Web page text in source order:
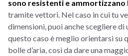
sono resistenti e ammortizzano
tramite vettori. Nel caso in cui tu
dimensioni, puoi anche scegliere
questo caso è meglio orientarsi su
bolle d’aria, così da dare una